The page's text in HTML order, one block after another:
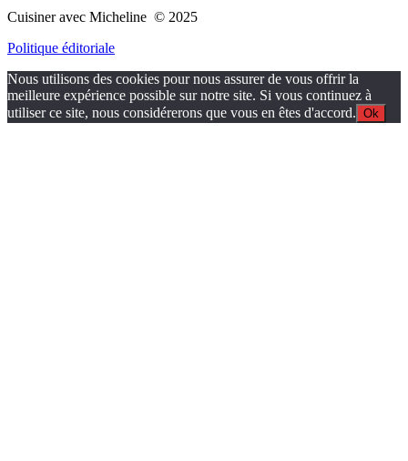
Cuisiner avec Micheline © 2025
Politique éditoriale
Nous utilisons des cookies pour nous assurer de vous offrir la
meilleure expérience possible sur notre site. Si vous continuez à
utiliser ce site, nous considérerons que vous en êtes d'accord. Ok